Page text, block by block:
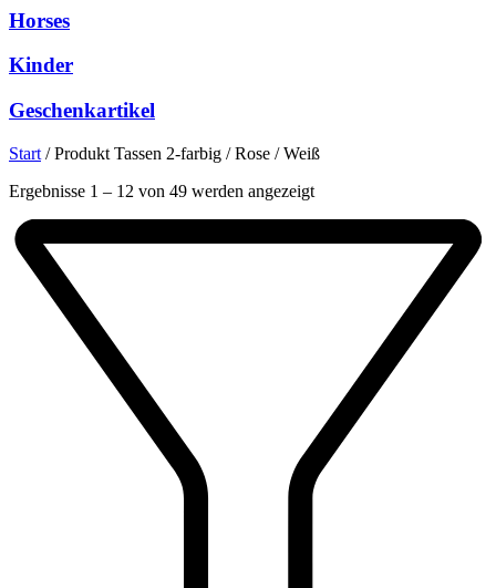
Horses
Kinder
Geschenkartikel
Start /Produkt Tassen 2-farbig /Rose / Weiß
Ergebnisse 1 – 12 von 49 werden angezeigtNach